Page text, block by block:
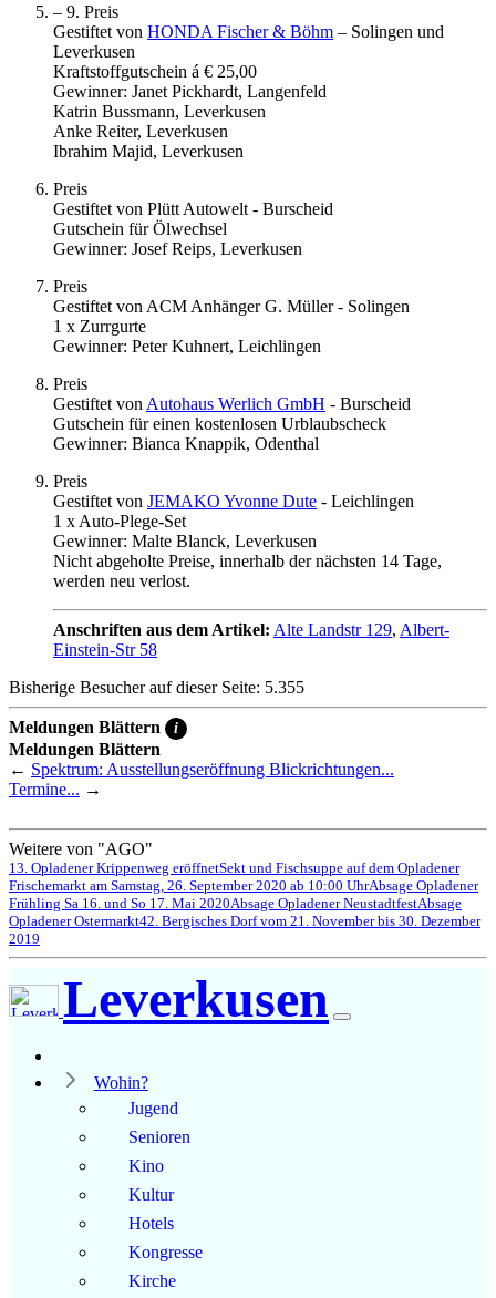
– 9. Preis
Gestiftet von HONDA Fischer & Böhm – Solingen und
Leverkusen
Kraftstoffgutschein á € 25,00
Gewinner: Janet Pickhardt, Langenfeld
Katrin Bussmann, Leverkusen
Anke Reiter, Leverkusen
Ibrahim Majid, Leverkusen
Preis
Gestiftet von Plütt Autowelt - Burscheid
Gutschein für Ölwechsel
Gewinner: Josef Reips, Leverkusen
Preis
Gestiftet von ACM Anhänger G. Müller - Solingen
1 x Zurrgurte
Gewinner: Peter Kuhnert, Leichlingen
Preis
Gestiftet von Autohaus Werlich GmbH - Burscheid
Gutschein für einen kostenlosen Urblaubscheck
Gewinner: Bianca Knappik, Odenthal
Preis
Gestiftet von JEMAKO Yvonne Dute - Leichlingen
1 x Auto-Plege-Set
Gewinner: Malte Blanck, Leverkusen
Nicht abgeholte Preise, innerhalb der nächsten 14 Tage,
werden neu verlost.
Anschriften aus dem Artikel: Alte Landstr 129, Albert-
Einstein-Str 58
Bisherige Besucher auf dieser Seite: 5.355
Meldungen Blättern i
Meldungen Blättern
← Spektrum: Ausstellungseröffnung Blickrichtungen...
Termine... →
Weitere von "AGO"
13. Opladener Krippenweg eröffnetSekt und Fischsuppe auf dem Opladener
Frischemarkt am Samstag, 26. September 2020 ab 10:00 UhrAbsage Opladener
Frühling Sa 16. und So 17. Mai 2020Absage Opladener NeustadtfestAbsage
Opladener Ostermarkt42. Bergisches Dorf vom 21. November bis 30. Dezember
2019
Leverkusen
Wohin?
Jugend
Senioren
Kino
Kultur
Hotels
Kongresse
Kirche